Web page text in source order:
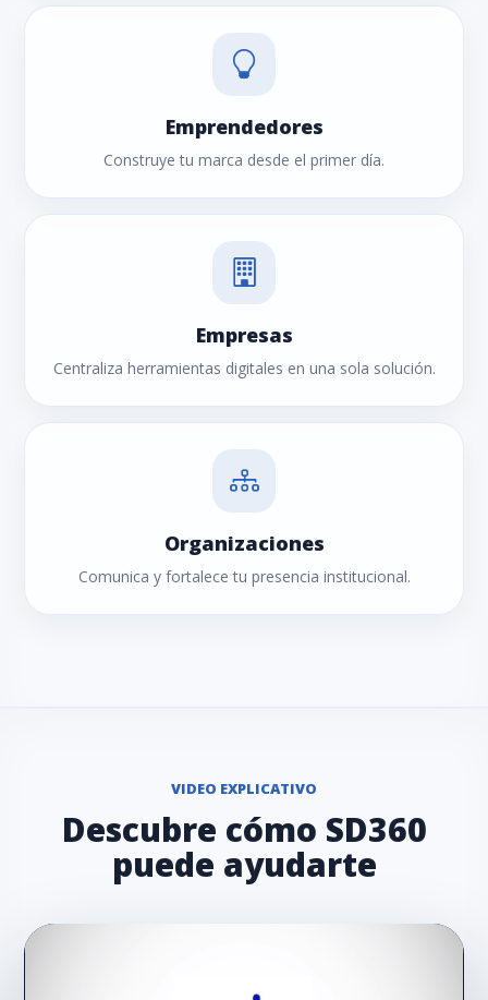
Emprendedores
Construye tu marca desde el primer día.
Empresas
Centraliza herramientas digitales en una sola solución.
Organizaciones
Comunica y fortalece tu presencia institucional.
VIDEO EXPLICATIVO
Descubre cómo SD360
puede ayudarte